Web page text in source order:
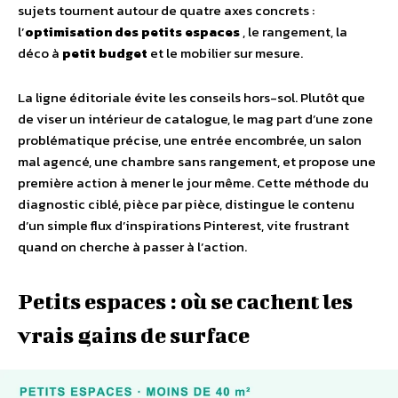
sujets tournent autour de quatre axes concrets :
l’optimisation des petits espaces, le rangement, la
déco à petit budget et le mobilier sur mesure.
La ligne éditoriale évite les conseils hors-sol. Plutôt que
de viser un intérieur de catalogue, le mag part d’une zone
problématique précise, une entrée encombrée, un salon
mal agencé, une chambre sans rangement, et propose une
première action à mener le jour même. Cette méthode du
diagnostic ciblé, pièce par pièce, distingue le contenu
d’un simple flux d’inspirations Pinterest, vite frustrant
quand on cherche à passer à l’action.
Petits espaces : où se cachent les
vrais gains de surface